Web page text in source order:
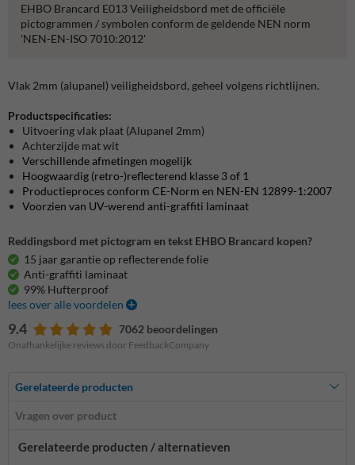
EHBO Brancard E013 Veiligheidsbord met de officiële
pictogrammen / symbolen conform de geldende NEN norm
'NEN-EN-ISO 7010:2012'
Vlak 2mm (alupanel) veiligheidsbord, geheel volgens richtlijnen.
Productspecificaties:
Uitvoering vlak plaat (Alupanel 2mm)
Achterzijde mat wit
Verschillende afmetingen mogelijk
Hoogwaardig (retro-)reflecterend klasse 3 of 1
Productieproces conform CE-Norm en NEN-EN 12899-1:2007
Voorzien van UV-werend anti-graffiti laminaat
Reddingsbord met pictogram en tekst EHBO Brancard kopen?
15 jaar garantie op reflecterende folie
Anti-graffiti laminaat
99% Hufterproof
lees over alle voordelen
9.4 7062 beoordelingen
Onafhankelijke reviews door FeedbackCompany
Gerelateerde producten
Vragen over product
Gerelateerde producten / alternatieven